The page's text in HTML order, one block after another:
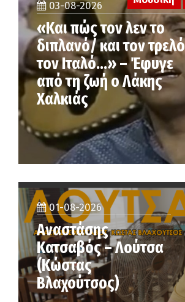
03-08-2026
«Και πώς τον λεν το
διπλανό/ και τον τρελό
τον Ιταλό…» – Έφυγε
από τη ζωή ο Λάκης
Χαλκιάς
01-08-2026
Αναστάσης
Κατσαβός – Λούτσα
(Κώστας
Βλαχούτσος)